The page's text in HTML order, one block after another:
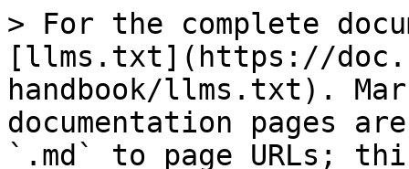
> For the complete
[llms.txt](https://
handbook/llms.txt).
documentation pages
`.md` to page URLs;